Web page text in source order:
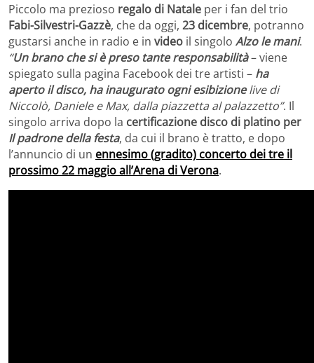
Piccolo ma prezioso regalo di Natale per i fan del trio
Fabi-Silvestri-Gazzè, che da oggi, 23 dicembre, potranno
gustarsi anche in radio e in video il singolo Alzo le mani.
“Un brano che si è preso tante responsabilità– viene
spiegato sulla pagina Facebook dei tre artisti – ha
aperto il disco, ha inaugurato ogni esibizionelive di
Niccolò, Daniele e Max, dalla piazzetta al palazzetto”. Il
singolo arriva dopo la certificazione disco di platino per
Il padrone della festa, da cui il brano è tratto, e dopo
l’annuncio di un ennesimo (gradito) concerto dei tre il
prossimo 22 maggio all’Arena di Verona.